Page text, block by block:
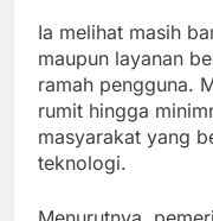
Ia melihat masih
maupun layanan
ramah pengguna.
rumit hingga
masyarakat yang
teknologi.